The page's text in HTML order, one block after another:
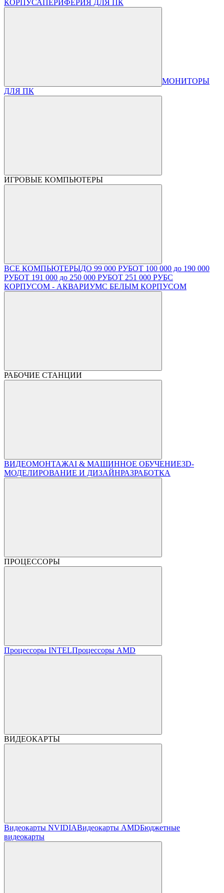
КОРПУСА ПЕРИФЕРИЯ ДЛЯ ПК
МОНИТОРЫ
ДЛЯ ПК
ИГРОВЫЕ КОМПЬЮТЕРЫ
ВСЕ КОМПЬЮТЕРЫДО 99 000 РУБОТ 100 000 до 190 000
РУБОТ 191 000 до 250 000 РУБОТ 251 000 РУБС
КОРПУСОМ - АКВАРИУМС БЕЛЫМ КОРПУСОМ
РАБОЧИЕ СТАНЦИИ
ВИДЕОМОНТАЖAI & МАШИННОЕ ОБУЧЕНИЕ3D-
МОДЕЛИРОВАНИЕ И ДИЗАЙНРАЗРАБОТКА
ПРОЦЕССОРЫ
Процессоры INTELПроцессоры AMD
ВИДЕОКАРТЫ
Видеокарты NVIDIAВидеокарты AMDБюджетные
видеокарты